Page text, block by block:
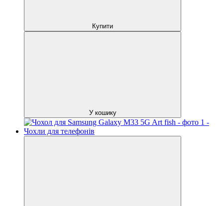
Купити
У кошику